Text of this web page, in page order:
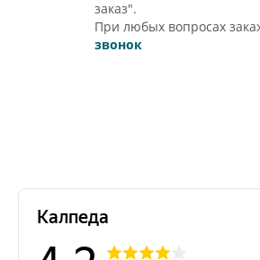
заказ".
При любых вопросах
звонок